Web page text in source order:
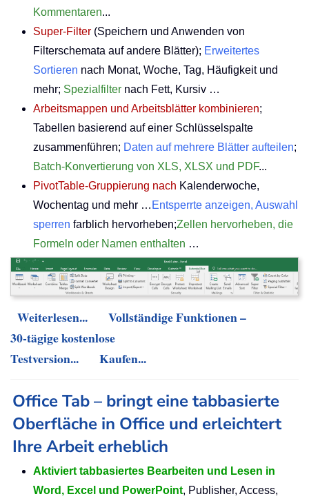
Kommentaren...
Super-Filter (Speichern und Anwenden von
Filterschemata auf andere Blätter); Erweitertes
Sortieren nach Monat, Woche, Tag, Häufigkeit und
mehr; Spezialfilter nach Fett, Kursiv …
Arbeitsmappen und Arbeitsblätter kombinieren;
Tabellen basierend auf einer Schlüsselspalte
zusammenführen; Daten auf mehrere Blätter aufteilen;
Batch-Konvertierung von XLS, XLSX und PDF...
PivotTable-Gruppierung nach Kalenderwoche,
Wochentag und mehr … Entsperrte anzeigen, Auswahl
sperren farblich hervorheben;Zellen hervorheben, die
Formeln oder Namen enthalten …
Weiterlesen...
Vollständige Funktionen –
30-tägige kostenlose
Testversion...
Kaufen...
Office Tab – bringt eine tabbasierte
Oberfläche in Office und erleichtert
Ihre Arbeit erheblich
Aktiviert tabbasiertes Bearbeiten und Lesen in
Word, Excel und PowerPoint, Publisher, Access,